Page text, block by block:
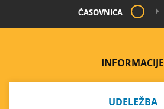
ČASOVNICA
INFORMACIJE
UDELEŽBA